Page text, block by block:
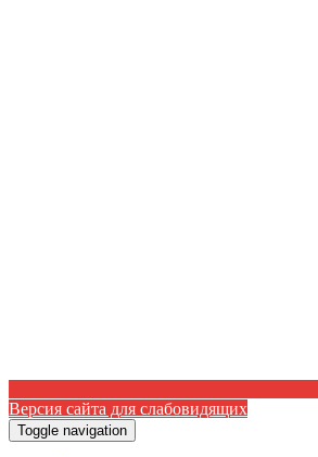
Версия сайта для слабовидящих
Toggle navigation